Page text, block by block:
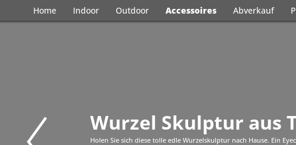
Home Indoor Outdoor Accessoires Abverkauf
Wurzel Skulptur aus
Holen Sie sich diese tolle edle Wurzelskulptur nach Hause. Ein